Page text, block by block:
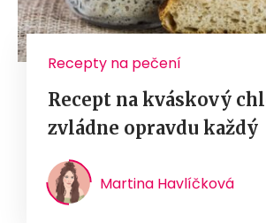
Recepty na pečení
Recept na kváskový
zvládne opravdu každý
Martina Havlíčková